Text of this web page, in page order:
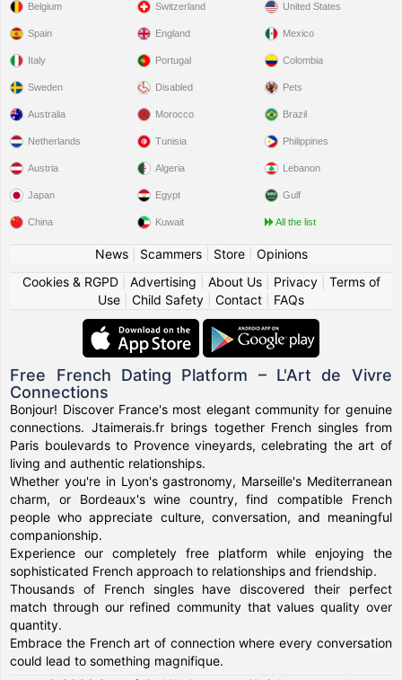
Belgium
Spain
Italy
Sweden
Switzerland
England
Portugal
Disabled
United States
Mexico
Colombia
Pets
Australia
Netherlands
Austria
Japan
China
Morocco
Tunisia
Algeria
Egypt
Kuwait
Brazil
Philippines
Lebanon
Gulf
All the list
News| Scammers| Store| Opinions
Cookies & RGPD| Advertising About Us| Privacy| Terms of
Use
Child Safety Contact FAQs
Free French Dating Platform – L'Art de Vivre
Connections
Bonjour! Discover France's most elegant community for genuine
connections. Jtaimerais.fr brings together French singles from
Paris boulevards to Provence vineyards, celebrating the art of
living and authentic relationships.
Whether you're in Lyon's gastronomy, Marseille's Mediterranean
charm, or Bordeaux's wine country, find compatible French
people who appreciate culture, conversation, and meaningful
companionship.
Experience our completely free platform while enjoying the
sophisticated French approach to relationships and friendship.
Thousands of French singles have discovered their perfect
match through our refined community that values quality over
quantity.
Embrace the French art of connection where every conversation
could lead to something magnifique.